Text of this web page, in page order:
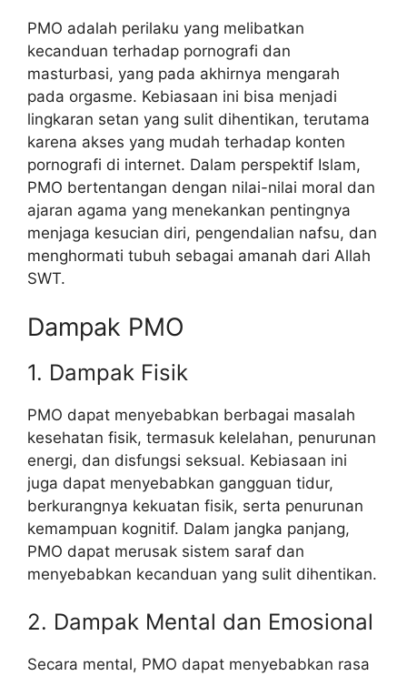
PMO adalah perilaku yang melibatkan
kecanduan terhadap pornografi dan
masturbasi, yang pada akhirnya mengarah
pada orgasme. Kebiasaan ini bisa menjadi
lingkaran setan yang sulit dihentikan, terutama
karena akses yang mudah terhadap konten
pornografi di internet. Dalam perspektif Islam,
PMO bertentangan dengan nilai-nilai moral dan
ajaran agama yang menekankan pentingnya
menjaga kesucian diri, pengendalian nafsu, dan
menghormati tubuh sebagai amanah dari Allah
SWT.
Dampak PMO
1. Dampak Fisik
PMO dapat menyebabkan berbagai masalah
kesehatan fisik, termasuk kelelahan, penurunan
energi, dan disfungsi seksual. Kebiasaan ini
juga dapat menyebabkan gangguan tidur,
berkurangnya kekuatan fisik, serta penurunan
kemampuan kognitif. Dalam jangka panjang,
PMO dapat merusak sistem saraf dan
menyebabkan kecanduan yang sulit dihentikan.
2. Dampak Mental dan Emosional
Secara mental, PMO dapat menyebabkan rasa